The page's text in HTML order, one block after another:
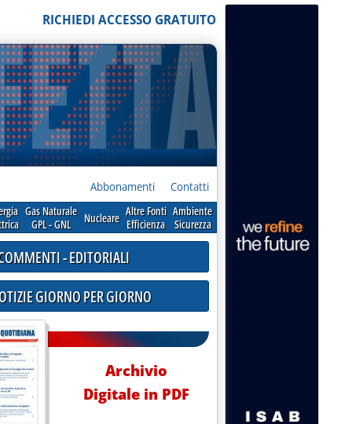
RICHIEDI ACCESSO GRATUITO
Abbonamenti Contatti
Gas Naturale
GPL - GNL
Nucleare Altre Fonti
Efficienza
Ambiente
Sicurezza
- EDITORIALI
GIORNO PER GIORNO
Archivio
Digitale in PDF